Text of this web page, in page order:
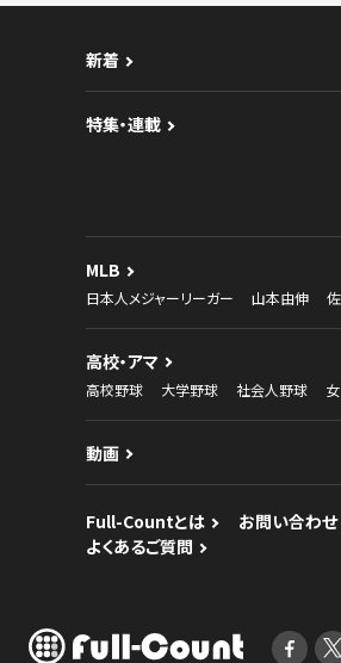
新着
特集・連載
MLB
日本人メジャーリーガー 山本由伸
高校・アマ
高校野球 大学野球 社会人野球
動画
Full-Countとは お問い合わせ
よくあるご質問